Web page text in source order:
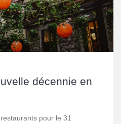
décennie en
pour le 31